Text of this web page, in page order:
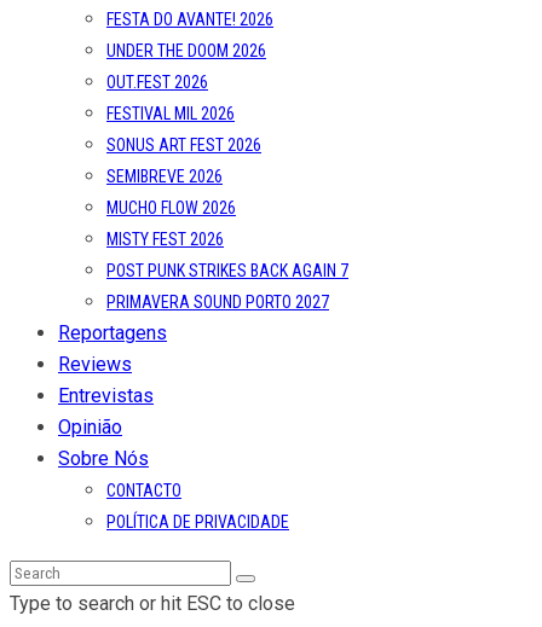
FESTA DO AVANTE! 2026
UNDER THE DOOM 2026
OUT.FEST 2026
FESTIVAL MIL 2026
SONUS ART FEST 2026
SEMIBREVE 2026
MUCHO FLOW 2026
MISTY FEST 2026
POST PUNK STRIKES BACK AGAIN 7
PRIMAVERA SOUND PORTO 2027
Reportagens
Reviews
Entrevistas
Opinião
Sobre Nós
CONTACTO
POLÍTICA DE PRIVACIDADE
Type to search or hit ESC to close